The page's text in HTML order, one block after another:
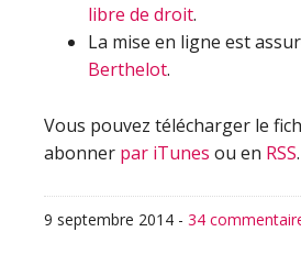
libre de droit.
La mise en ligne est
Berthelot.
Vous pouvez télécharger le
abonner par iTunes ou en RSS.
9 septembre 2014 - 34